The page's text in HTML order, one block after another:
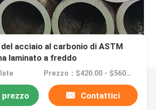
acciaio al carbonio di ASTM
laminato a freddo
Prezzo：$420.00 - $560.00/Tons
prezzo Contattici